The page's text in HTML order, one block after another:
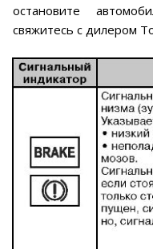
остановите
свяжитесь с дилером